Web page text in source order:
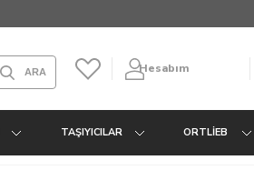
Hesabım
TAŞIYICILAR ORTLIEB